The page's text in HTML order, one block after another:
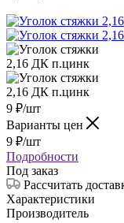
9 ₽/шт
Варианты цен
9 ₽/шт
Подробности
Под заказ
Рассчитать
Характеристики
Производитель